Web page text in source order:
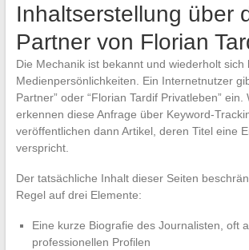
Inhaltserstellung über
Partner von Florian
Die Mechanik ist bekannt und wiederholt sich
Medienpersönlichkeiten. Ein Internetnutzer
Partner” oder “Florian Tardif Privatleben” ein.
erkennen diese Anfrage über Keyword-
veröffentlichen dann Artikel, deren Titel eine
verspricht.
Der tatsächliche Inhalt dieser Seiten
Regel auf drei Elemente:
Eine kurze Biografie des Journalisten, oft
professionellen Profilen